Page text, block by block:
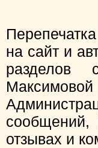
на сайт и
разделов
отзывах и